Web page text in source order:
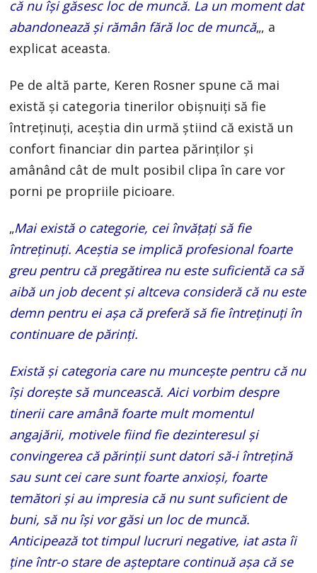
că nu își găsesc loc de muncă. La un moment dat
abandonează și rămân fără loc de muncă„, a
explicat aceasta.
Pe de altă parte, Keren Rosner spune că mai
există și categoria tinerilor obișnuiți să fie
întreținuți, aceștia din urmă știind că există un
confort financiar din partea părinților și
amânând cât de mult posibil clipa în care vor
porni pe propriile picioare.
„Mai există o categorie, cei învățați să fie
întreținuți. Aceștia se implică profesional foarte
greu pentru că pregătirea nu este suficientă ca să
aibă un job decent și altceva consideră că nu este
demn pentru ei așa că preferă să fie întreținuți în
continuare de părinți.
Există și categoria care nu muncește pentru că nu
își dorește să muncească. Aici vorbim despre
tinerii care amână foarte mult momentul
angajării, motivele fiind fie dezinteresul și
convingerea că părinții sunt datori să-i întrețină
sau sunt cei care sunt foarte anxioși, foarte
temători și au impresia că nu sunt suficient de
buni, să nu își vor găsi un loc de muncă.
Anticipează tot timpul lucruri negative, iat asta îi
ține într-o stare de așteptare continuă așa că se